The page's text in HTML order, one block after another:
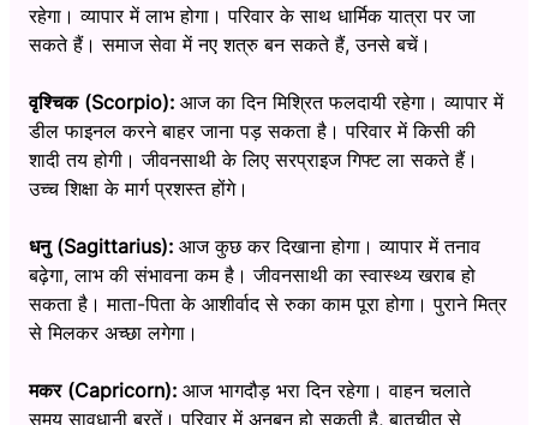
रहेगा। व्यापार में लाभ होगा। परिवार के साथ धार्मिक यात्रा पर जा
सकते हैं। समाज सेवा में नए शत्रु बन सकते हैं, उनसे बचें।
वृश्चिक (Scorpio): आज का दिन मिश्रित फलदायी रहेगा। व्यापार में
डील फाइनल करने बाहर जाना पड़ सकता है। परिवार में किसी की
शादी तय होगी। जीवनसाथी के लिए सरप्राइज गिफ्ट ला सकते हैं।
उच्च शिक्षा के मार्ग प्रशस्त होंगे।
धनु (Sagittarius): आज कुछ कर दिखाना होगा। व्यापार में तनाव
बढ़ेगा, लाभ की संभावना कम है। जीवनसाथी का स्वास्थ्य खराब हो
सकता है। माता-पिता के आशीर्वाद से रुका काम पूरा होगा। पुराने मित्र
से मिलकर अच्छा लगेगा।
मकर (Capricorn): आज भागदौड़ भरा दिन रहेगा। वाहन चलाते
समय सावधानी बरतें। परिवार में अनबन हो सकती है, बातचीत से